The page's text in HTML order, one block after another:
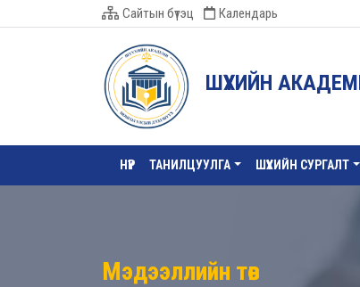
Сайтын бүтэц Календарь
ШҮҮХИЙН
НҮҮР ТАНИЛЦУУЛГА ШҮҮХИЙН СУРГАЛТ
Мэдээллийн төв